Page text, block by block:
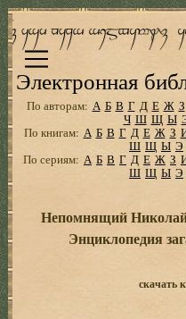
Электронная
По авторам: А Б В Г Д Е Ж З
Ч Ш Щ Ы
По книгам: А Б В Г Д Е Ж З
Ш Щ Ы Э
По сериям: А Б В Г Д Е Ж З
Ш Щ Ы Э
Непомнящий
Энциклопедия
скачать